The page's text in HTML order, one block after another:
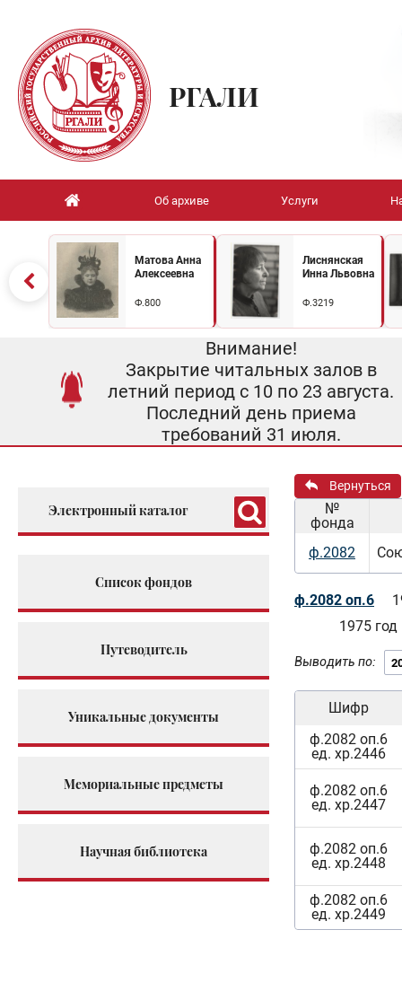
РГАЛИ
Об архиве Услуги
Матова Анна
Алексеевна
Ф.800
Лиснянская
Инна Львовна
Ф.3219
Внимание!
Закрытие читальных залов в
летний период с 10 по 23 августа.
Последний день приема
требований 31 июля.
Электронный каталог
Список фондов
Путеводитель
Уникальные документы
Мемориальные предметы
Научная библиотека
Вернуться
№
фонда
ф.2082
ф.2082 оп.6
1975 год
Выводить по:
Шифр
ф.2082 оп.6
ед. хр.2446
ф.2082 оп.6
ед. хр.2447
ф.2082 оп.6
ед. хр.2448
ф.2082 оп.6
ед. хр.2449